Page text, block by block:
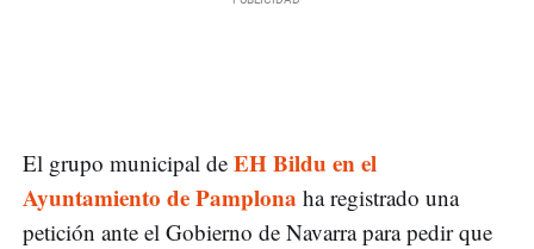
El grupo municipal de EH Bildu en el
Ayuntamiento de Pamplona ha registrado una
petición ante el Gobierno de Navarra para pedir que